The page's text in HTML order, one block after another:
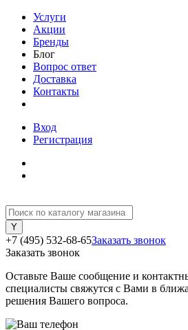
Услуги
Акции
Бренды
Блог
Вопрос ответ
Доставка
Контакты
Вход
Регистрация
+7 (495) 532-68-65Заказать звонок
Заказать звонок
Оставьте Ваше сообщение и
специалисты свяжутся с Вами в
решения Вашего вопроса.